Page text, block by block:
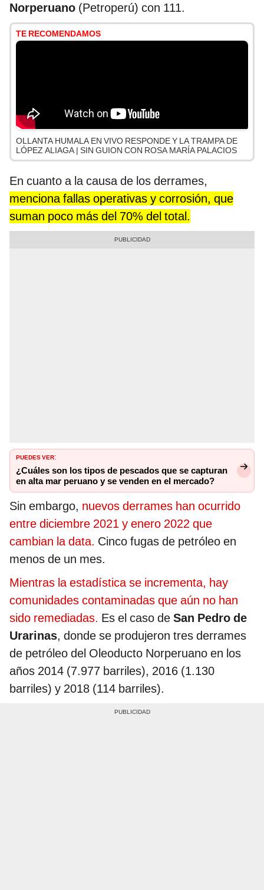
Norperuano (Petroperú) con 111.
TE RECOMENDAMOS
OLLANTA HUMALA EN VIVO RESPONDE Y LA TRAMPA DE
LÓPEZ ALIAGA | SIN GUION CON ROSA MARÍA PALACIOS
En cuanto a la causa de los derrames,
menciona fallas operativas y corrosión, que
suman poco más del 70% del total.
PUEDES VER:
¿Cuáles son los tipos de pescados que se capturan
en alta mar peruano y se venden en el mercado?
Sin embargo, nuevos derrames han ocurrido
entre diciembre 2021 y enero 2022 que
cambian la data. Cinco fugas de petróleo en
menos de un mes.
Mientras la estadística se incrementa, hay
comunidades contaminadas que aún no han
sido remediadas. Es el caso de San Pedro de
Urarinas, donde se produjeron tres derrames
de petróleo del Oleoducto Norperuano en los
años 2014 (7.977 barriles), 2016 (1.130
barriles) y 2018 (114 barriles).